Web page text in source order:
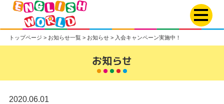
トップページ > お知らせ一覧> お知らせ> 入会キャンペーン実施中！
お知らせ
2020.06.01